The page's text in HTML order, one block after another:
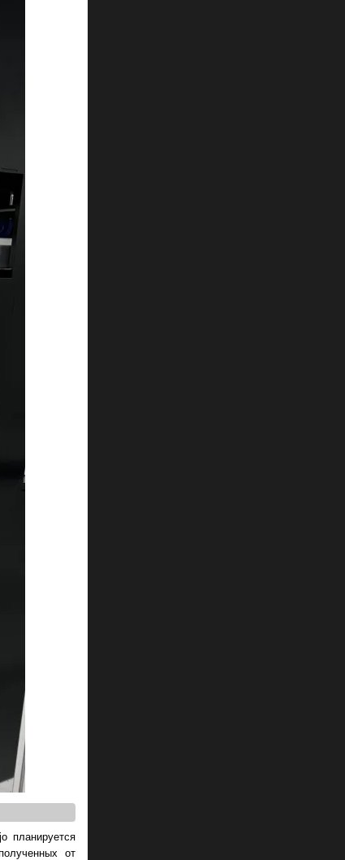
планируется
от